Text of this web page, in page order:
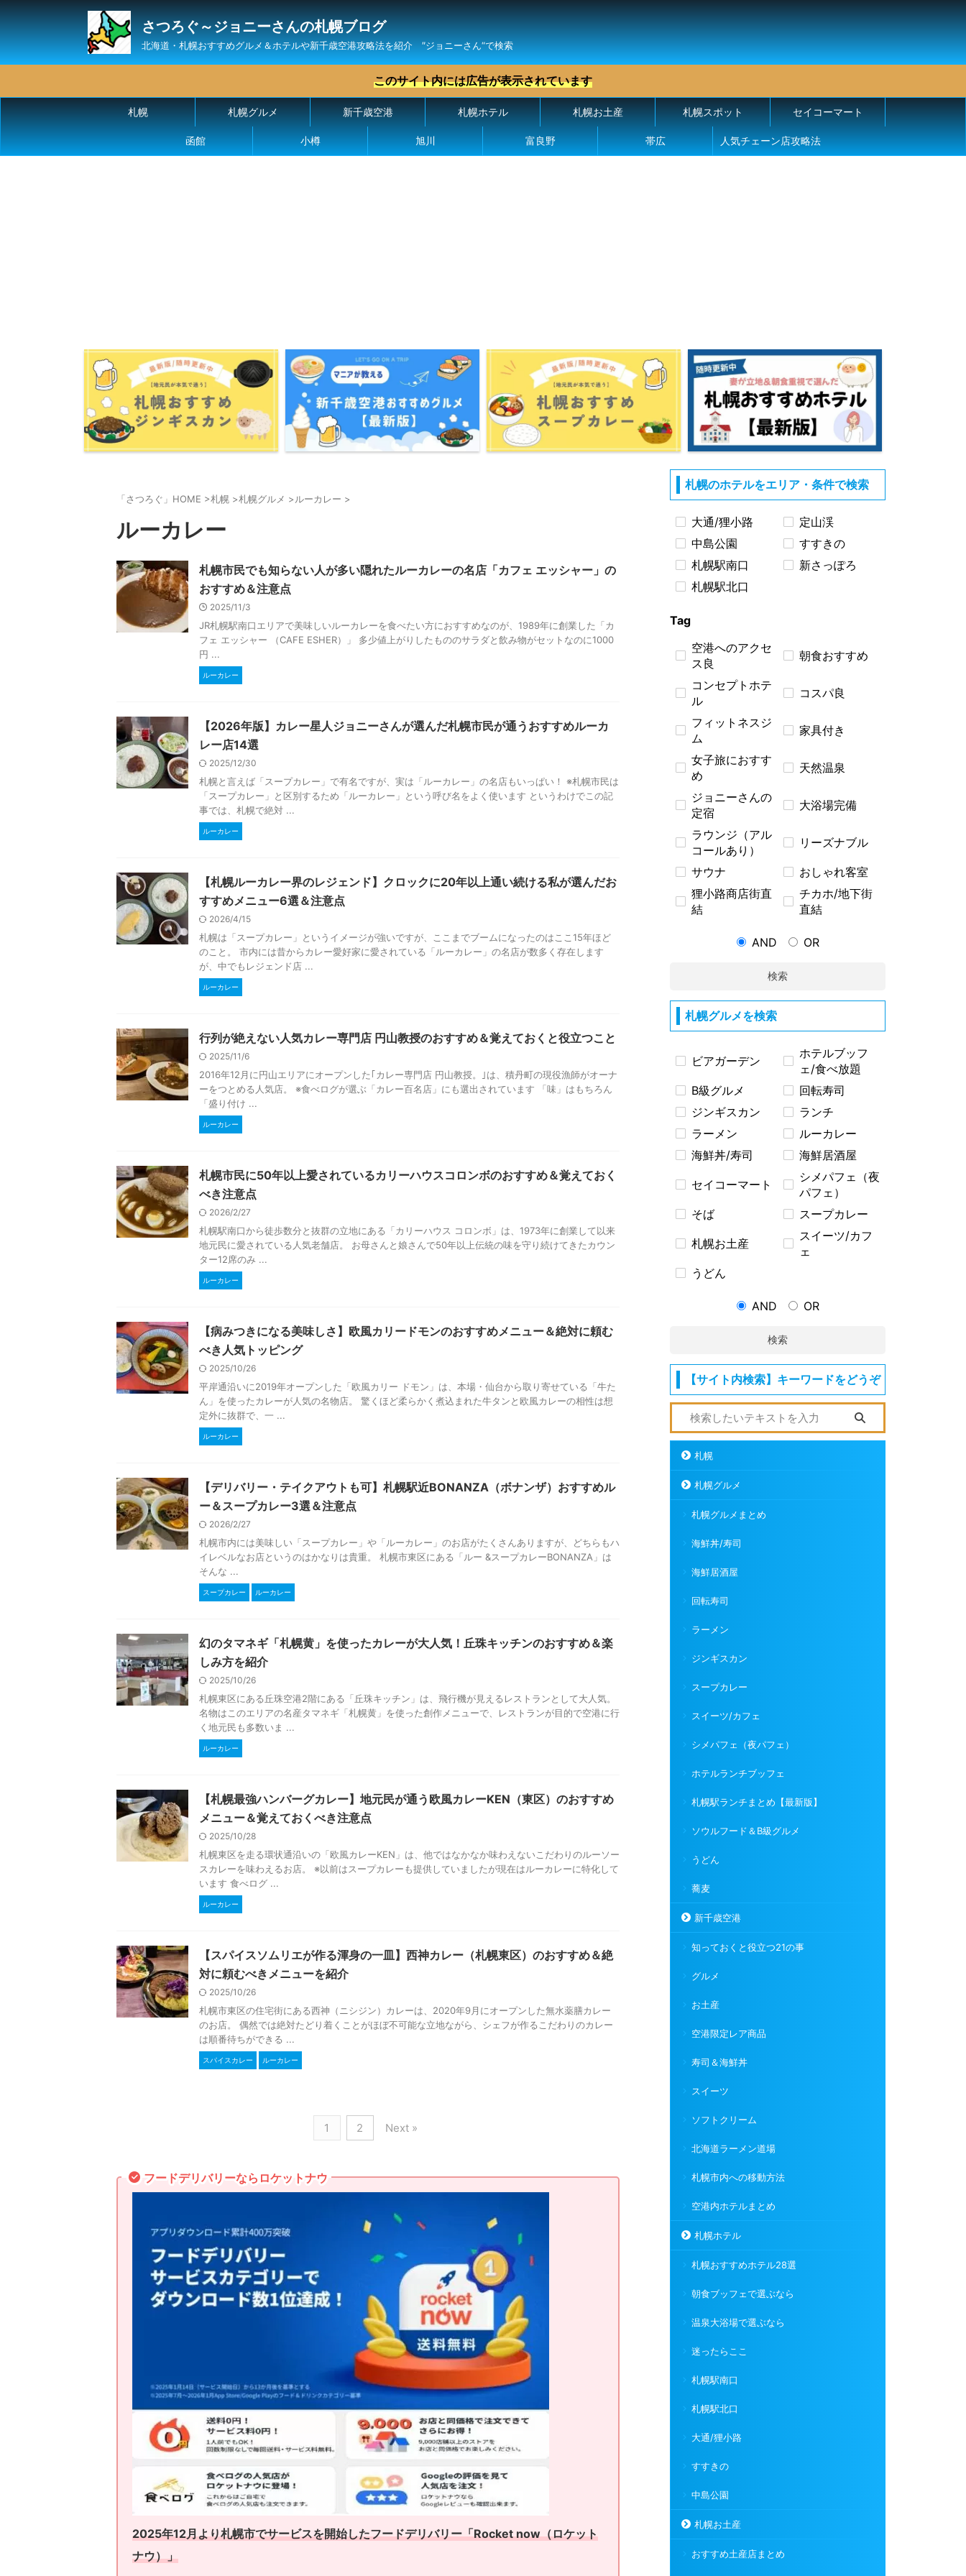
さつろぐ～ジョニーさんの札幌ブログ
北海道・札幌おすすめグルメ＆ホテルや新千歳空港攻略法を紹介 ″ジョニーさん“で検索
このサイト内には広告が表示されています
札幌 札幌グルメ 新千歳空港 札幌ホテル 札幌お土産 札幌スポット セイコーマート
函館 小樽 旭川 富良野 帯広 人気チェーン店攻略法
「さつろぐ」HOME >札幌 >札幌グルメ >ルーカレー >
ルーカレー
札幌市民でも知らない人が多い隠れたルーカレーの名店「カフェ エッシャー」の
おすすめ＆注意点
2025/11/3
JR札幌駅南口エリアで美味しいルーカレーを食べたい方におすすめなのが、1989年に創業した「カ
フェ エッシャー （CAFE ESHER）」 多少値上がりしたもののサラダと飲み物がセットなのに1000
円 ...
ルーカレー
【2026年版】カレー星人ジョニーさんが選んだ札幌市民が通うおすすめルーカ
レー店14選
2025/12/30
札幌と言えば「スープカレー」で有名ですが、実は「ルーカレー」の名店もいっぱい！ ※札幌市民は
「スープカレー」と区別するため「ルーカレー」という呼び名をよく使います というわけでこの記
事では、札幌で絶対 ...
ルーカレー
【札幌ルーカレー界のレジェンド】クロックに20年以上通い続ける私が選んだお
すすめメニュー6選＆注意点
2026/4/15
札幌は「スープカレー」というイメージが強いですが、ここまでブームになったのはここ15年ほど
のこと。 市内には昔からカレー愛好家に愛されている「ルーカレー」の名店が数多く存在します
が、中でもレジェンド店 ...
ルーカレー
行列が絶えない人気カレー専門店 円山教授のおすすめ＆覚えておくと役立つこと
2025/11/6
2016年12月に円山エリアにオープンした｢カレー専門店 円山教授。｣は、積丹町の現役漁師がオーナ
ーをつとめる人気店。 ※食べログが選ぶ「カレー百名店」にも選出されています 「味」はもちろん
「盛り付け ...
ルーカレー
札幌市民に50年以上愛されているカリーハウスコロンボのおすすめ＆覚えておく
べき注意点
2026/2/27
札幌駅南口から徒歩数分と抜群の立地にある「カリーハウス コロンボ」は、1973年に創業して以来
地元民に愛されている人気老舗店。 お母さんと娘さんで50年以上伝統の味を守り続けてきたカウン
ター12席のみ ...
ルーカレー
【病みつきになる美味しさ】欧風カリードモンのおすすめメニュー＆絶対に頼む
べき人気トッピング
2025/10/26
平岸通沿いに2019年オープンした「欧風カリー ドモン」は、本場・仙台から取り寄せている「牛た
ん」を使ったカレーが人気の名物店。 驚くほど柔らかく煮込まれた牛タンと欧風カレーの相性は想
定外に抜群で、一 ...
ルーカレー
【デリバリー・テイクアウトも可】札幌駅近BONANZA（ボナンザ）おすすめル
ー＆スープカレー3選＆注意点
2026/2/27
札幌市内には美味しい「スープカレー」や「ルーカレー」のお店がたくさんありますが、どちらもハ
イレベルなお店というのはかなりは貴重。 札幌市東区にある「ルー &スープカレーBONANZA」は
そんな ...
スープカレー ルーカレー
幻のタマネギ「札幌黄」を使ったカレーが大人気！丘珠キッチンのおすすめ＆楽
しみ方を紹介
2025/10/26
札幌東区にある丘珠空港2階にある「丘珠キッチン」は、飛行機が見えるレストランとして大人気。
名物はこのエリアの名産タマネギ「札幌黄」を使った創作メニューで、レストランが目的で空港に行
く地元民も多数いま ...
ルーカレー
【札幌最強ハンバーグカレー】地元民が通う欧風カレーKEN（東区）のおすすめ
メニュー＆覚えておくべき注意点
2025/10/28
札幌東区を走る環状通沿いの「欧風カレーKEN」は、他ではなかなか味わえないこだわりのルーソー
スカレーを味わえるお店。 ※以前はスープカレーも提供していましたが現在はルーカレーに特化して
います 食べログ ...
ルーカレー
【スパイスソムリエが作る渾身の一皿】西神カレー（札幌東区）のおすすめ＆絶
対に頼むべきメニューを紹介
2025/10/26
札幌市東区の住宅街にある西神（ニシジン）カレーは、2020年9月にオープンした無水薬膳カレー
のお店。 偶然では絶対たどり着くことがほぼ不可能な立地ながら、シェフが作るこだわりのカレー
は順番待ちができる ...
スパイスカレー ルーカレー
1 2 Next »
フードデリバリーならロケットナウ
2025年12月より札幌市でサービスを開始したフードデリバリー「Rocket now（ロケット
ナウ）」
札幌のホテルをエリア・条件で検索
大通/狸小路
定山渓
中島公園
すすきの
札幌駅南口
新さっぽろ
札幌駅北口
Tag
空港へのアクセ
ス良
朝食おすすめ
コンセプトホテ
ル
コスパ良
フィットネスジ
ム
家具付き
女子旅におすす
め
天然温泉
ジョニーさんの
定宿
大浴場完備
ラウンジ（アル
コールあり）
リーズナブル
サウナ
おしゃれ客室
狸小路商店街直
結
チカホ/地下街
直結
AND OR
検索
札幌グルメを検索
ビアガーデン
ホテルブッフ
ェ/食べ放題
B級グルメ
回転寿司
ジンギスカン
ランチ
ラーメン
ルーカレー
海鮮丼/寿司
海鮮居酒屋
セイコーマート
シメパフェ（夜
パフェ）
そば
スープカレー
札幌お土産
スイーツ/カフ
ェ
うどん
AND OR
検索
【サイト内検索】キーワードをどうぞ
札幌
札幌グルメ
札幌グルメまとめ
海鮮丼/寿司
海鮮居酒屋
回転寿司
ラーメン
ジンギスカン
スープカレー
スイーツ/カフェ
シメパフェ（夜パフェ）
ホテルランチブッフェ
札幌駅ランチまとめ【最新版】
ソウルフード＆B級グルメ
うどん
蕎麦
新千歳空港
知っておくと役立つ21の事
グルメ
お土産
空港限定レア商品
寿司＆海鮮丼
スイーツ
ソフトクリーム
北海道ラーメン道場
札幌市内への移動方法
空港内ホテルまとめ
札幌ホテル
札幌おすすめホテル28選
朝食ブッフェで選ぶなら
温泉大浴場で選ぶなら
迷ったらここ
札幌駅南口
札幌駅北口
大通/狸小路
すすきの
中島公園
札幌お土産
おすすめ土産店まとめ